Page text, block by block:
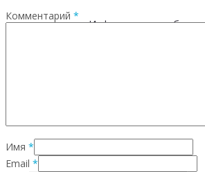
Инфекционных
Сахарного диабета
Комментарий *
Имя *
Email *